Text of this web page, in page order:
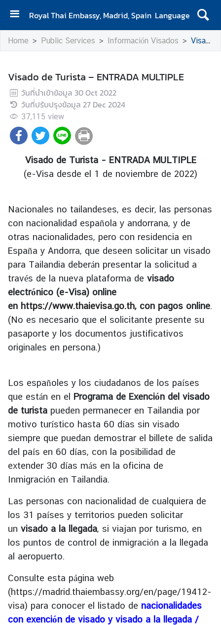
Royal Thai Embassy, Madrid, Spain Language
H
o
A
b
o
s
e
w
s
r
a
v
e
B
n
e
s
S
e
v
i
c
e
i
n
i
s
Home Public Services Información Visados Visado de Turista – ENTRADA MULTIPLE
Visado de Turista – ENTRADA MULTIPLE
วันที่นำเข้าข้อมูล 30 Oct 2022
วันที่ปรับปรุงข้อมูล 27 Dec 2024
37,115 view
Visado de Turista – ENTRADA MULTIPLE
(e-Visa desde el 1 de noviembre de 2022)
Nacionales no tailandeses, es decir, las personas
con nacionalidad española y andorrana, y de
otras nacionalidades, pero con residencia en
España y Andorra, que deseen solicitar un visado
para Tailandia deberán presentar la solicitud a
través de la nueva plataforma de visado
electrónico (e-Visa) online
en https://www.thaievisa.go.th, con pagos online.
(No es necesario que el solicitante presente su
pasaporte y los documentos justificativos
originales en persona.)
Los españoles y los ciudadanos de los países
que están en el Programa de Exención del visado
de turista pueden permanecer en Tailandia por
motivo turístico hasta 60 días sin visado
siempre que puedan demostrar el billete de salida
del país en 60 días, con la posibilidad de
extender 30 días más en la oficina de
Inmigración en Tailandia.
Las personas con nacionalidad de cualquiera de
los 31 países y territorios pueden solicitar
un visado a la llegada, si viajan por turismo, en
los puntos de control de inmigración a la llegada
al aeropuerto.
Consulte esta página web
(https://madrid.thaiembassy.org/en/page/19412-
visa) para conocer el listado de nacionalidades
con exención de visado y visado a la llegada /